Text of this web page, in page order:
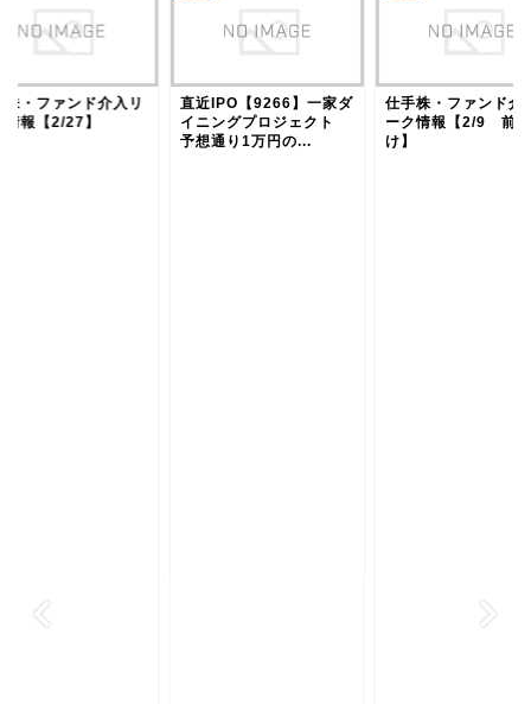
株・ファンド介入リ
情報【2/27】
直近IPO【9266】一家ダ
イニングプロジェクト
予想通り1万円の...
仕手株・ファンド介
ーク情報【2/9 前引
け】